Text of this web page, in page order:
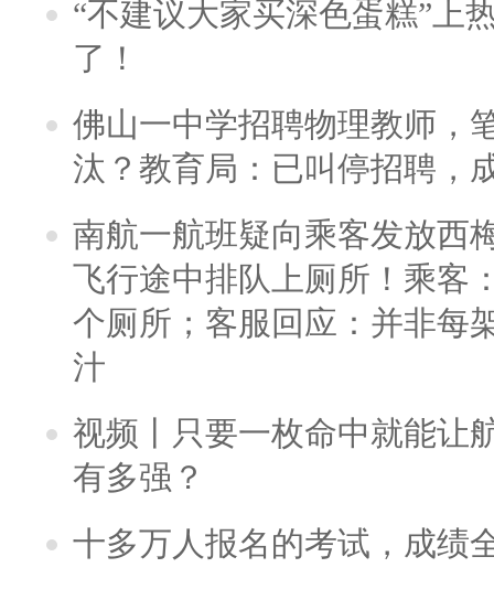
“不建议大家买深色蛋糕”上
了！
佛山一中学招聘物理教师，
汰？教育局：已叫停招聘，
南航一航班疑向乘客发放西
飞行途中排队上厕所！乘客
个厕所；客服回应：并非每
汁
视频丨只要一枚命中就能让
有多强？
十多万人报名的考试，成绩